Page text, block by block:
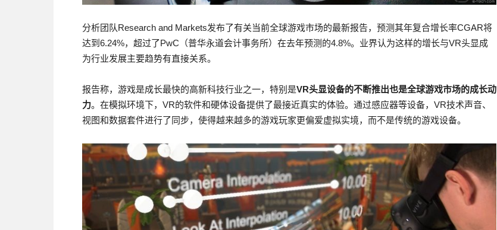
分析团队Research and Markets发布了有关当前全球游戏市场的最新报告，预测其年复合增长率CGAR将
达到6.24%，超过了PwC（普华永道会计事务所）在去年预测的4.8%。业界认为这样的增长与VR头显成
为行业发展主要趋势有直接关系。
报告称，游戏是成长最快的高新科技行业之一，特别是VR头显设备的不断推出也是全球游戏市场的成长动
力。在模拟环境下，VR的软件和硬体设备提供了最接近真实的体验。通过感应器等设备，VR技术声音、
视图和数据套件进行了同步，使得越来越多的游戏玩家更偏爱虚拟实境，而不是传统的游戏设备。